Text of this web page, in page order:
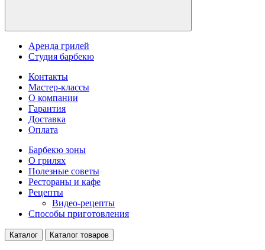
Аренда грилей
Студия барбекю
Контакты
Мастер-классы
О компании
Гарантия
Доставка
Оплата
Барбекю зоны
О грилях
Полезные советы
Рестораны и кафе
Рецепты
Видео-рецепты
Способы приготовления
Каталог Каталог товаров